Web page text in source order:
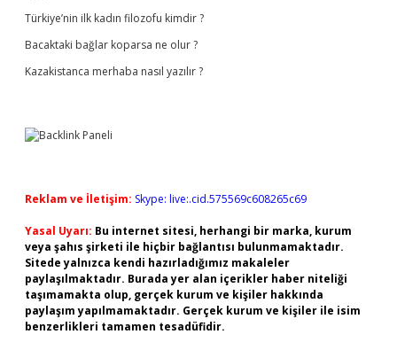
Türkiye’nin ilk kadın filozofu kimdir ?
Bacaktaki bağlar koparsa ne olur ?
Kazakistanca merhaba nasıl yazılır ?
Reklam ve İletişim: Skype: live:.cid.575569c608265c69
Yasal Uyarı: Bu internet sitesi, herhangi bir marka, kurum
veya şahıs şirketi ile hiçbir bağlantısı bulunmamaktadır.
Sitede yalnızca kendi hazırladığımız makaleler
paylaşılmaktadır. Burada yer alan içerikler haber niteliği
taşımamakta olup, gerçek kurum ve kişiler hakkında
paylaşım yapılmamaktadır. Gerçek kurum ve kişiler ile isim
benzerlikleri tamamen tesadüfidir.